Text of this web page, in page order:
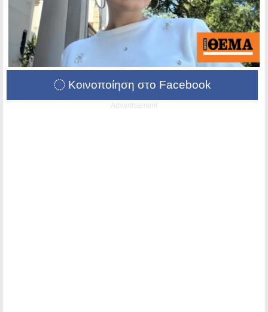
Κοινοποίηση στο Facebook
Advertisement